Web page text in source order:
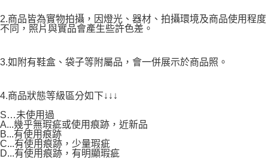
2.商品皆為實物拍攝，因燈光、器材、拍攝環境及商品使用程度
不同，照片與實品會產生些許色差。
3.如附有鞋盒、袋子等附屬品，會一併展示於商品照。
4.商品狀態等級區分如下↓↓↓
S…未使用過
A...幾乎無瑕疵或使用痕跡，近新品
B...有使用痕跡
C...有使用痕跡，少量瑕疵
D...有使用痕跡，有明顯瑕疵